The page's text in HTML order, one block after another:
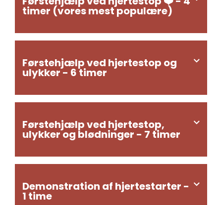
timer (vores mest populære)
Førstehjælp ved hjertestop og
ulykker - 6 timer
Førstehjælp ved hjertestop,
ulykker og blødninger - 7 timer
Demonstration af hjertestarter -
1 time